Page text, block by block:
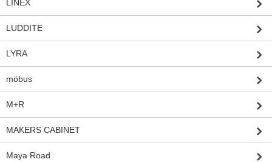
LINEX
LUDDITE
LYRA
möbus
M+R
MAKERS CABINET
Maya Road